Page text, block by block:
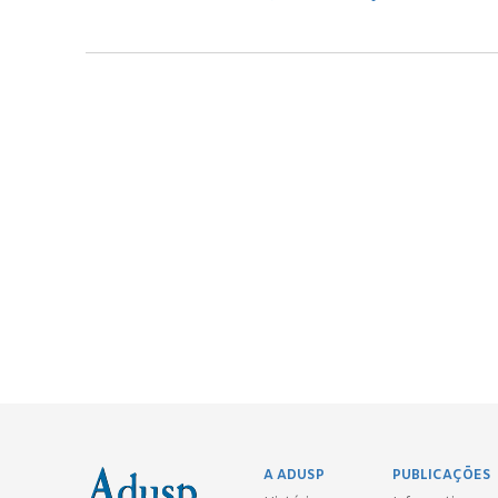
A ADUSP
PUBLICAÇÕES